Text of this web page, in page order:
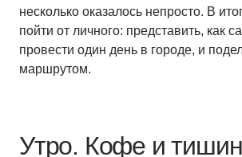
несколько оказалось непросто. В
пойти от личного: представить, как
провести один день в городе, и
маршрутом.
Утро. Кофе и